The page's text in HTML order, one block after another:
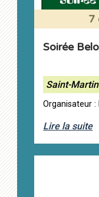
7
Soirée
Saint-
Organisateur :
Lire la suite